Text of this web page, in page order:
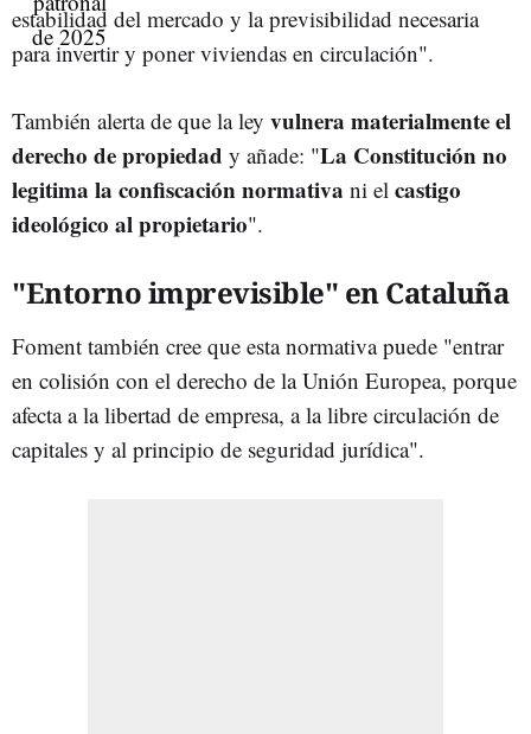
estabilidad del mercado y la previsibilidad necesaria
para invertir y poner viviendas en circulación".
También alerta de que la ley vulnera materialmente el
derecho de propiedad y añade: "La Constitución no
legitima la confiscación normativa ni el castigo
ideológico al propietario".
"Entorno imprevisible" en Cataluña
Foment también cree que esta normativa puede "entrar
en colisión con el derecho de la Unión Europea, porque
afecta a la libertad de empresa, a la libre circulación de
capitales y al principio de seguridad jurídica".